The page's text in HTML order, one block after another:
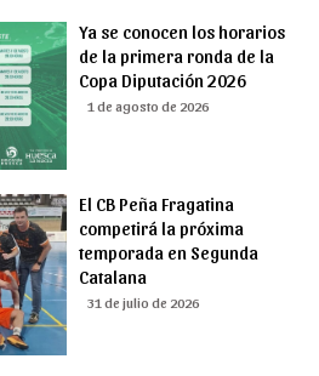
Ya se conocen los horarios
de la primera ronda de la
Copa Diputación 2026
1 de agosto de 2026
El CB Peña Fragatina
competirá la próxima
temporada en Segunda
Catalana
31 de julio de 2026